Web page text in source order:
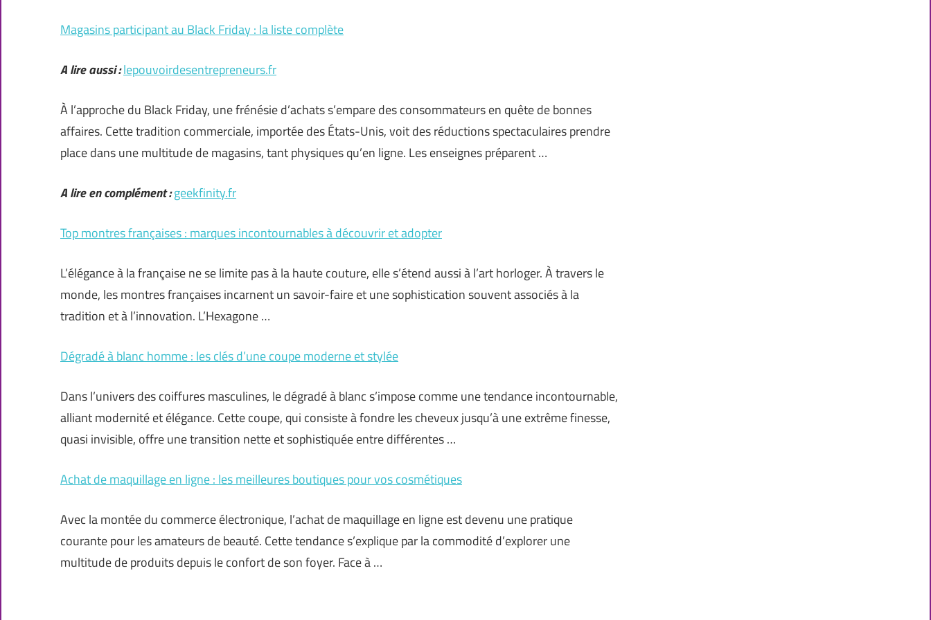
Magasins participant au Black Friday : la liste complète
A lire aussi :lepouvoirdesentrepreneurs.fr
À l’approche du Black Friday, une frénésie d’achats s’empare des consommateurs en quête de bonnes
affaires. Cette tradition commerciale, importée des États-Unis, voit des réductions spectaculaires prendre
place dans une multitude de magasins, tant physiques qu’en ligne. Les enseignes préparent …
A lire en complément :geekfinity.fr
Top montres françaises : marques incontournables à découvrir et adopter
L’élégance à la française ne se limite pas à la haute couture, elle s’étend aussi à l’art horloger. À travers le
monde, les montres françaises incarnent un savoir-faire et une sophistication souvent associés à la
tradition et à l’innovation. L’Hexagone …
Dégradé à blanc homme : les clés d’une coupe moderne et stylée
Dans l’univers des coiffures masculines, le dégradé à blanc s’impose comme une tendance incontournable,
alliant modernité et élégance. Cette coupe, qui consiste à fondre les cheveux jusqu’à une extrême finesse,
quasi invisible, offre une transition nette et sophistiquée entre différentes …
Achat de maquillage en ligne : les meilleures boutiques pour vos cosmétiques
Avec la montée du commerce électronique, l’achat de maquillage en ligne est devenu une pratique
courante pour les amateurs de beauté. Cette tendance s’explique par la commodité d’explorer une
multitude de produits depuis le confort de son foyer. Face à …